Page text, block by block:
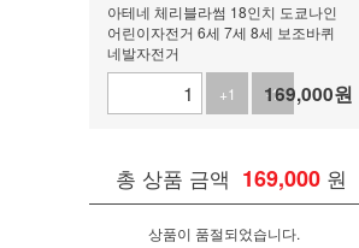
아테네 체리블라썸 18인치 도쿄나인
어린이자전거 6세 7세 8세 보조바퀴
네발자전거
+1
-1
169,000원
총 상품 금액 169,000 원
상품이 품절되었습니다.